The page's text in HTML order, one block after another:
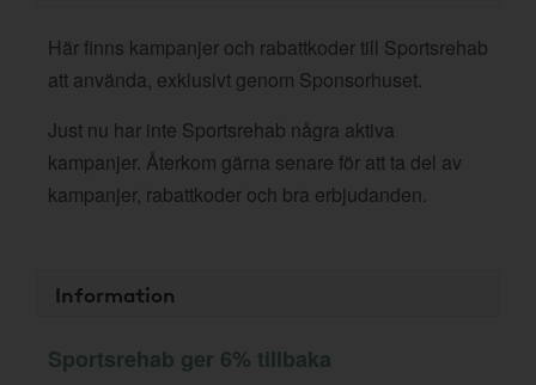
Här finns kampanjer och rabattkoder till Sportsrehab
att använda, exklusivt genom Sponsorhuset.
Just nu har inte Sportsrehab några aktiva
kampanjer. Återkom gärna senare för att ta del av
kampanjer, rabattkoder och bra erbjudanden.
Information
Sportsrehab ger 6% tillbaka